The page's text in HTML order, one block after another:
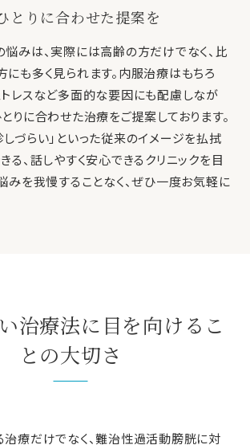
とりに合わせた提案を
みは、実際には高齢の方だけでなく、比
も多く見られます。内服治療はもちろ
レスなど多面的な要因にも配慮しなが
りに合わせた治療をご提案しております。
づらい」といった従来のイメージを払拭
る、話しやすく安心できるクリニックを目
みを我慢することなく、ぜひ一度お気軽に
治療法に目を向けるこ
との大切さ
治療だけでなく、難治性過活動膀胱に対